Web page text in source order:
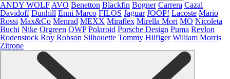
ANDY WOLF AVO Benetton Blackfin Bogner Carrera Cazal
Davidoff Dunhill Enni Marco FILOS Jaguar JOOP! Lacoste Mario
Rossi Max&Co Menrad MEXX Miraflex Mirella Mori MO Nicoleta
Buchi Nike Orgreen OWP Polaroid Porsche Design Puma Revlon
Rodenstock Roy Robson Silhouette Tommy Hilfiger William Morris
Zitrone